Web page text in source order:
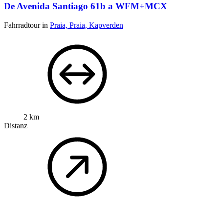
De Avenida Santiago 61b a WFM+MCX
Fahrradtour in Praia, Praia, Kapverden
2 km
Distanz